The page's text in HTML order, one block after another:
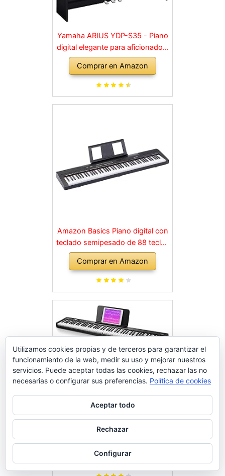
Yamaha ARIUS YDP-S35 - Piano
digital elegante para aficionados,
para una experiencia similar a la
de un piano acústico, adecuado
para cualquier rincón de la casa,
Comprar en Amazon
Amazon Basics Piano digital con
teclado semipesado de 88 teclas
con pedal de resonancia, fuente
de alimentación, 2 altavoces y
modo de formación, Negro
Comprar en Amazon
Eastar Piano electrónico plegable
de 88 Teclas, Teclado
Semipesado de Tamaño
Completo para Principiantes,
Teclado de Piano Digital
Comprar en Amazon
Utilizamos cookies propias y de terceros para garantizar el
funcionamiento de la web, medir su uso y mejorar nuestros
servicios. Puede aceptar todas las cookies, rechazar las no
necesarias o configurar sus preferencias. Política de cookies
Aceptar todo
Rechazar
Configurar